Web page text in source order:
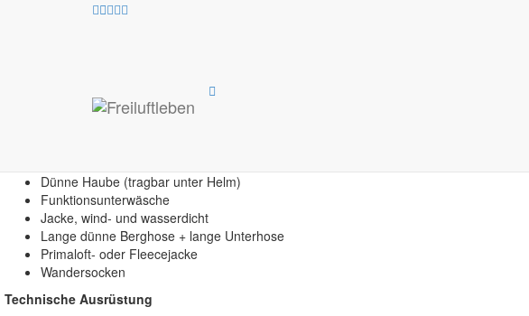
Alpinkletterkurs²
Dünne Haube (tragbar unter Helm)
Funktionsunterwäsche
Jacke, wind- und wasserdicht
Lange dünne Berghose + lange Unterhose
Primaloft- oder Fleecejacke
Wandersocken
Technische Ausrüstung